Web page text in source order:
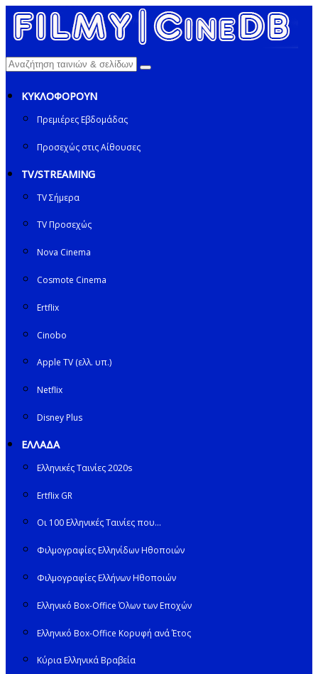
ΚΥΚΛΟΦΟΡΟΥΝ
Πρεμιέρες Εβδομάδας
Προσεχώς στις Αίθουσες
TV/STREAMING
TV Σήμερα
TV Προσεχώς
Nova Cinema
Cosmote Cinema
Ertflix
Cinobo
Apple TV (ελλ. υπ.)
Netflix
Disney Plus
ΕΛΛΑΔΑ
Ελληνικές Ταινίες 2020s
Ertflix GR
Οι 100 Ελληνικές Ταινίες που…
Φιλμογραφίες Ελληνίδων Ηθοποιών
Φιλμογραφίες Ελλήνων Ηθοποιών
Ελληνικό Box-Office Όλων των Εποχών
Ελληνικό Box-Office Κορυφή ανά Έτος
Κύρια Ελληνικά Βραβεία